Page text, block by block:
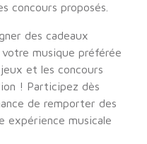
concours proposés.
des cadeaux
musique préférée
et les concours
! Participez dès
de remporter des
musicale